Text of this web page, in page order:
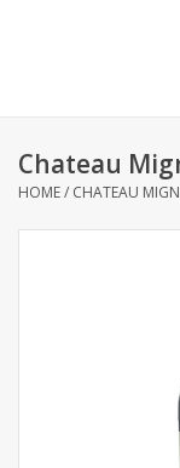
Contact
Chateau
HOME/ CHATEAU